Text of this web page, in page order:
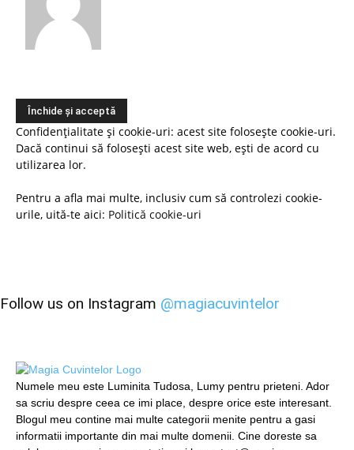
Confidențialitate și cookie-uri: acest site folosește cookie-uri.
Dacă continui să folosești acest site web, ești de acord cu
utilizarea lor.
Pentru a afla mai multe, inclusiv cum să controlezi cookie-
urile, uită-te aici: Politică cookie-uri
Follow us on Instagram @magiacuvintelor
Numele meu este Luminita Tudosa, Lumy pentru prieteni. Ador
sa scriu despre ceea ce imi place, despre orice este interesant.
Blogul meu contine mai multe categorii menite pentru a gasi
informatii importante din mai multe domenii. Cine doreste sa